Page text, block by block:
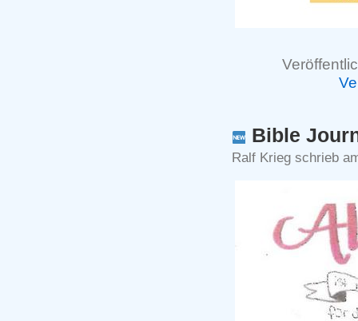
Bible
Ralf Krieg schrieb